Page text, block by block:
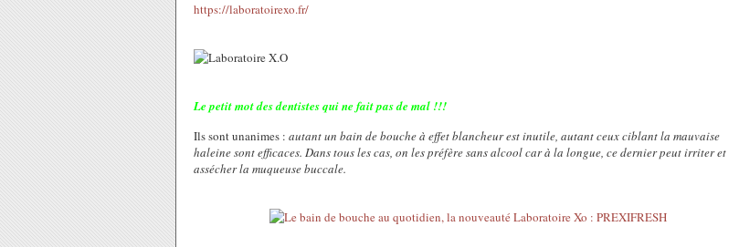
https://laboratoirexo.fr/
Le petit mot des dentistes qui ne fait pas de mal !!!
Ils sont unanimes : autant un bain de bouche à effet blancheur est inutile, autant ceux ciblant la mauvaise
haleine sont efficaces. Dans tous les cas, on les préfère sans alcool car à la longue, ce dernier peut irriter et
assécher la muqueuse buccale.